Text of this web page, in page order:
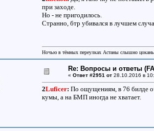
при заходе.
Но - не пригодилось.
Странно, бтр убивался в лучшем
Ночью в тёмных переулках Астаны слышно
Re: Вопросы и ответы
« Ответ #2951 от28.10.2016 в
2Luficer: По ощущениям, в 76 билде
кумы, а на БМП иногда не хватает.